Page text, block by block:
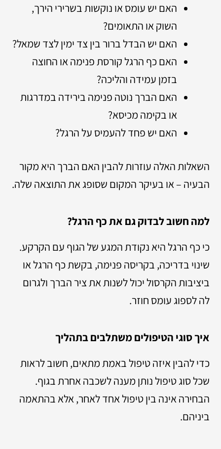
האם יש עומס או נוקשות בשרירי הירך,
השוק או התאומים?
האם יש הבדל ברור בין צד ימין לצד שמאל?
האם כף הרגל קורסת פנימה או החוצה
בזמן עמידה והליכה?
האם הברך נוטה פנימה בירידה במדרגות
או בקימה מכיסא?
האם יש פחד להעמיס על הרגל?
השאלות האלה עוזרות להבין האם הברך היא מקור
הבעיה – או בעיקר המקום שסופג את התוצאה שלה.
למה חשוב לבדוק גם את כף הרגל?
כי כף הרגל היא נקודת המגע של הגוף עם הקרקע.
שינוי בדריכה, בקריסה פנימה, בקשת כף הרגל או
ביציבות הקרסול יכול לשנות את ציר הברך ולגרום
לה לספוג עומס חוזר.
איך סוגי הטיפולים משתלבים בתהליך
כדי להבין איזה טיפול באמת מתאים, חשוב לראות
שכל סוג טיפול נותן מענה לשכבה אחרת בגוף.
הבחירה אינה בין טיפול אחד לאחר, אלא בהתאמה
ביניהם.